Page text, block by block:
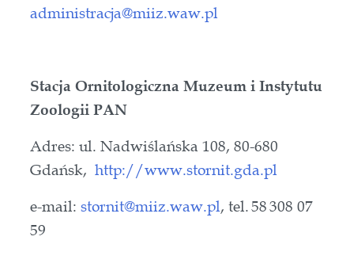
administracja@miiz.waw.pl
Stacja Ornitologiczna Muzeum i Instytutu
Zoologii PAN
Adres: ul. Nadwiślańska 108, 80-680
Gdańsk, http://www.stornit.gda.pl
e-mail: stornit@miiz.waw.pl, tel. 58 308 07
59